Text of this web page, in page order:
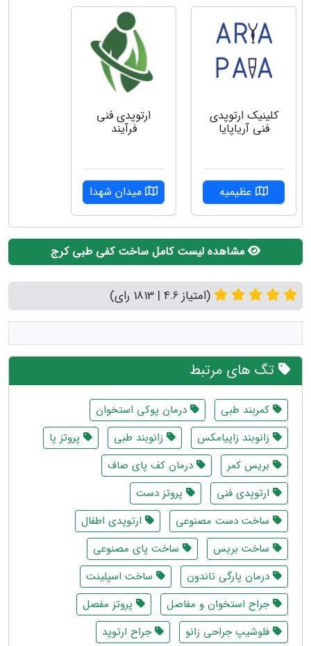
کلینیک ارتوپدی
فنی آریاپایا
عظیمیه
ارتوپدی فنی
فرآیند
میدان شهدا
مشاهده لیست کامل ساخت کفی طبی کرج
(امتیاز 4.6 | 1813 رای)
تگ های مرتبط
کمربند طبی
درمان پوکی استخوان
زانوبند زاپیامکس
زانوبند طبی
پروتز پا
بریس کمر
درمان کف پای صاف
ارتوپدی فنی
پروتز دست
ساخت دست مصنوعی
ارتوپدی اطفال
ساخت بریس
ساخت پای مصنوعی
درمان پارگی تاندون
ساخت اسپلینت
جراح استخوان و مفاصل
پروتز مفصل
فلوشیپ جراحی زانو
جراح ارتوپد